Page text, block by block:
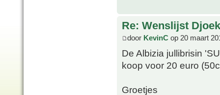
Re: Wenslijst
door KevinC op 20 maart
De Albizia jullibrisin
koop voor 20 euro
Groetjes